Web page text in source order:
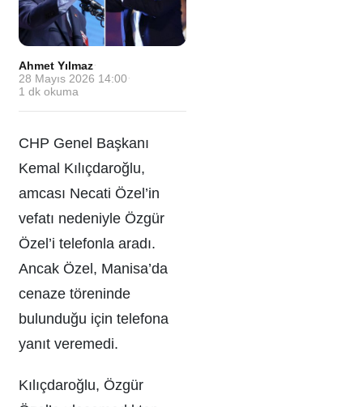
Ahmet Yılmaz·
28 Mayıs 2026 14:00 ·
1 dk okuma
CHP Genel Başkanı
Kemal Kılıçdaroğlu,
amcası Necati Özel’in
vefatı nedeniyle Özgür
Özel’i telefonla aradı.
Ancak Özel, Manisa’da
cenaze töreninde
bulunduğu için telefona
yanıt veremedi.
Kılıçdaroğlu, Özgür